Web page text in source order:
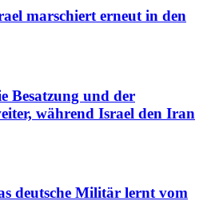
marschiert erneut in den
Besatzung und der
während Israel den Iran
deutsche Militär lernt vom